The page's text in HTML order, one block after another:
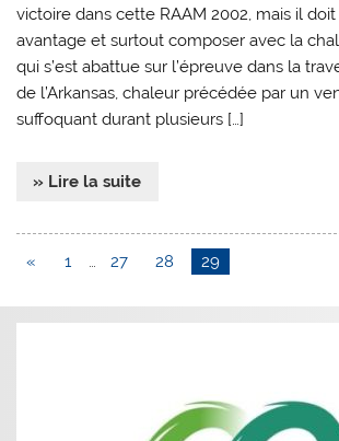
victoire dans cette RAAM 2002, mais il
avantage et surtout composer avec la
qui s’est abattue sur l’épreuve dans la
de l’Arkansas, chaleur précédée par un
suffoquant durant plusieurs […]
» Lire la suite
« 1 … 27 28 29